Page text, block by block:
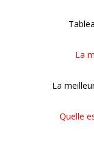
La
La
Quelle